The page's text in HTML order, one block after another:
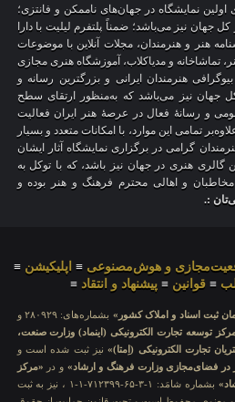
نمایشگاه در جهان‌های ناممکن و فانتزی؛
کل جهان نیز می‌باشد؛ ضمناً پلتفرم لیلیت با دارا
هنر و هنرمندان، مجلات آنلاین با موضوعات
تماشاخانه و مدیاکلاب، آموزشگاه هنری مجازی
هنرمندان ایرانی و بزرگترین رسانه و
جهان نیز می‌باشد که به‌منظور ارتقای سطح
و رسانهٔ فعال در عرصهٔ هنر ایران فعالیت
تمامی این موارد، با امکانات متعدد و بسیار
گرامی در برگزاری نمایشگاه آثار ایشان
گالری هنری در جهان نیز باشد، که با توکل به
مخاطبان و اهالی محترم فرهنگ و هنر بوده و
:.
و هوش‌مصنوعی ≡ اپلیکیشن ≡
≡ قوانین ≡ پیشنهاد و انتقاد ≡
ثبت اسناد و املاک کشور»
بشماره‌های: ۲۸۰۹۲۹ و
توسعه تجارت الکترونیکی (اینماد) وزارت صنعت،
تجارت الکترونیکی (اِمتا)»نیز ثبت شده است و
در فضای‌مجازی وزارت فرهنگ و ارشاد» و در «مرکز
بشماره شامَد: ۱-۳-۶۵-۷۱۲۳۹۹-۱-۱ ، نیز به ثبت